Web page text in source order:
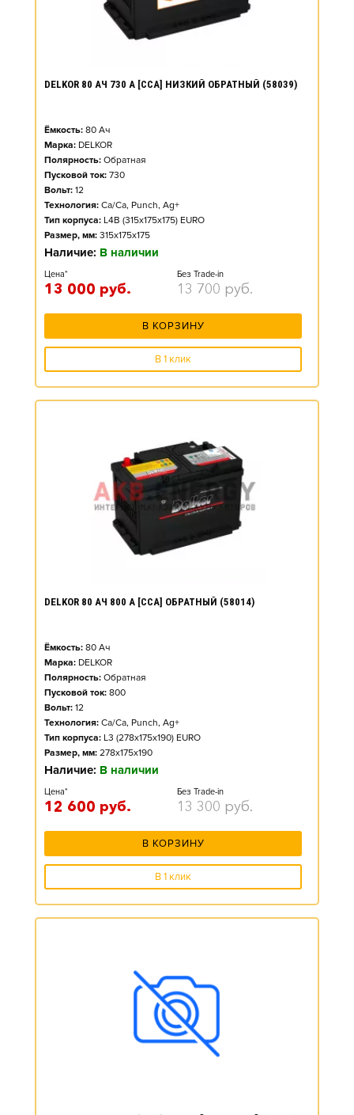
DELKOR 80 АЧ 730 А [CCA] НИЗКИЙ ОБРАТНЫЙ (58039)
Ёмкость: 80 Ач
Марка: DELKOR
Полярность: Обратная
Пусковой ток: 730
Вольт: 12
Технология: Ca/Ca, Punch, Ag+
Тип корпуса: L4B (315x175x175) EURO
Размер, мм: 315x175x175
Наличие: В наличии
Цена*
13 000 руб.
Без Trade-in
13 700 руб.
В КОРЗИНУ
В 1 клик
DELKOR 80 АЧ 800 А [CCA] ОБРАТНЫЙ (58014)
Ёмкость: 80 Ач
Марка: DELKOR
Полярность: Обратная
Пусковой ток: 800
Вольт: 12
Технология: Ca/Ca, Punch, Ag+
Тип корпуса: L3 (278x175x190) EURO
Размер, мм: 278x175x190
Наличие: В наличии
Цена*
12 600 руб.
Без Trade-in
13 300 руб.
В КОРЗИНУ
В 1 клик